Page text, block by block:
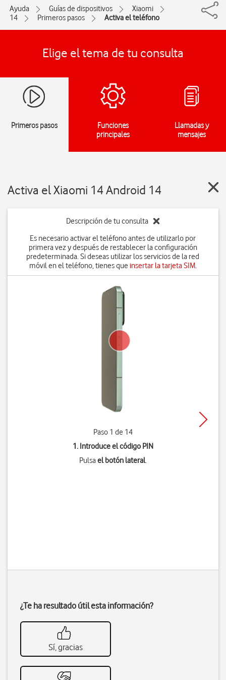
Ayuda Guías de dispositivos
Xiaomi
14
Primeros pasos Activa el teléfono
Elige el tema de tu consulta
Primeros pasos
Funciones
principales
Llamadas y
mensajes
Activa el Xiaomi 14 Android 14
Descripción de tu consulta
Es necesario activar el teléfono antes de utilizarlo por
primera vez y después de restablecer la configuración
predeterminada. Si deseas utilizar los servicios de la red
móvil en el teléfono, tienes que insertar la tarjeta SIM.
Paso 1 de 14
1. Introduce el código PIN
Pulsael botón lateral.
¿Te ha resultado útil esta información?
Sí, gracias